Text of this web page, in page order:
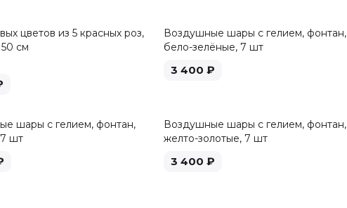
цветов из 5 красных роз,
см
Воздушные шары с гелием, фонтан,
бело-зелёные, 7 шт
3 400 ₽
шары с гелием, фонтан,
шт
Воздушные шары с гелием, фонтан,
желто-золотые, 7 шт
3 400 ₽